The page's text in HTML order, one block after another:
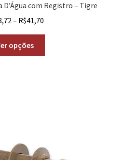
D’Água com Registro – Tigre
– R$41,70
opções